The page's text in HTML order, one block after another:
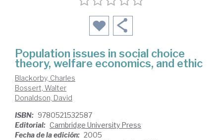
Population issues in social choice
theory, welfare economics, and ethic
Blackorby, Charles
Bossert, Walter
Donaldson, David
ISBN: 9780521532587
Editorial: Cambridge University Press
Fecha de la edición: 2005